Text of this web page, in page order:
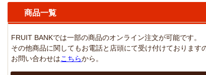
商品一覧
FRUIT BANKでは一部の商品のオンライン注文が可能です。
その他商品に関してもお電話と店頭にて受け付けております
お問い合わせはこちらから。